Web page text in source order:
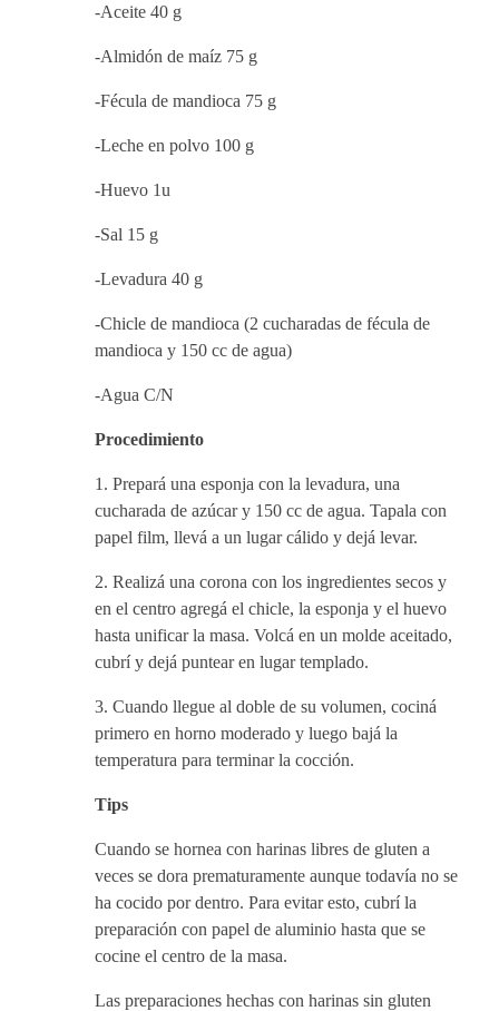
-Aceite 40 g
-Almidón de maíz 75 g
-Fécula de mandioca 75 g
-Leche en polvo 100 g
-Huevo 1u
-Sal 15 g
-Levadura 40 g
-Chicle de mandioca (2 cucharadas de fécula de
mandioca y 150 cc de agua)
-Agua C/N
Procedimiento
1. Prepará una esponja con la levadura, una
cucharada de azúcar y 150 cc de agua. Tapala con
papel film, llevá a un lugar cálido y dejá levar.
2. Realizá una corona con los ingredientes secos y
en el centro agregá el chicle, la esponja y el huevo
hasta unificar la masa. Volcá en un molde aceitado,
cubrí y dejá puntear en lugar templado.
3. Cuando llegue al doble de su volumen, cociná
primero en horno moderado y luego bajá la
temperatura para terminar la cocción.
Tips
Cuando se hornea con harinas libres de gluten a
veces se dora prematuramente aunque todavía no se
ha cocido por dentro. Para evitar esto, cubrí la
preparación con papel de aluminio hasta que se
cocine el centro de la masa.
Las preparaciones hechas con harinas sin gluten